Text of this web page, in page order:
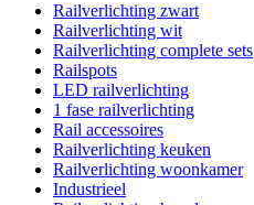
Railverlichting zwart
Railverlichting wit
Railverlichting complete sets
Railspots
LED railverlichting
1 fase railverlichting
Rail accessoires
Railverlichting keuken
Railverlichting woonkamer
Industrieel